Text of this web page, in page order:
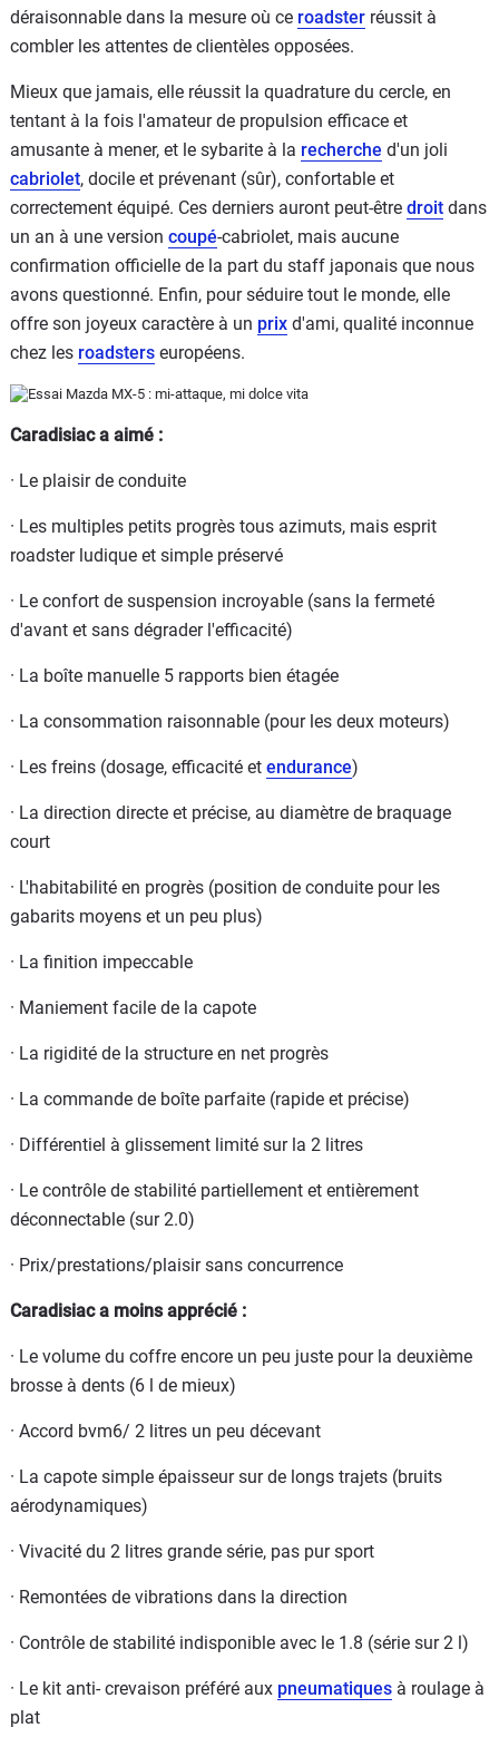
déraisonnable dans la mesure où ce roadster réussit à
combler les attentes de clientèles opposées.
Mieux que jamais, elle réussit la quadrature du cercle, en
tentant à la fois l'amateur de propulsion efficace et
amusante à mener, et le sybarite à la recherche d'un joli
cabriolet, docile et prévenant (sûr), confortable et
correctement équipé. Ces derniers auront peut-être droit dans
un an à une version coupé-cabriolet, mais aucune
confirmation officielle de la part du staff japonais que nous
avons questionné. Enfin, pour séduire tout le monde, elle
offre son joyeux caractère à un prix d'ami, qualité inconnue
chez les roadsters européens.
Caradisiac a aimé :
· Le plaisir de conduite
· Les multiples petits progrès tous azimuts, mais esprit
roadster ludique et simple préservé
· Le confort de suspension incroyable (sans la fermeté
d'avant et sans dégrader l'efficacité)
· La boîte manuelle 5 rapports bien étagée
· La consommation raisonnable (pour les deux moteurs)
· Les freins (dosage, efficacité et endurance)
· La direction directe et précise, au diamètre de braquage
court
· L'habitabilité en progrès (position de conduite pour les
gabarits moyens et un peu plus)
· La finition impeccable
· Maniement facile de la capote
· La rigidité de la structure en net progrès
· La commande de boîte parfaite (rapide et précise)
· Différentiel à glissement limité sur la 2 litres
· Le contrôle de stabilité partiellement et entièrement
déconnectable (sur 2.0)
· Prix/prestations/plaisir sans concurrence
Caradisiac a moins apprécié :
· Le volume du coffre encore un peu juste pour la deuxième
brosse à dents (6 l de mieux)
· Accord bvm6/ 2 litres un peu décevant
· La capote simple épaisseur sur de longs trajets (bruits
aérodynamiques)
· Vivacité du 2 litres grande série, pas pur sport
· Remontées de vibrations dans la direction
· Contrôle de stabilité indisponible avec le 1.8 (série sur 2 l)
· Le kit anti- crevaison préféré aux pneumatiques à roulage à
plat